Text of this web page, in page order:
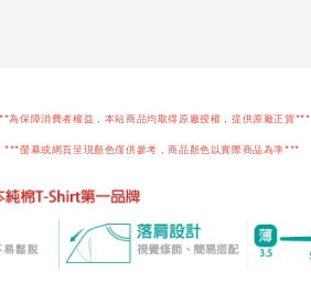
為保障消費者權益，本站商品均取得原廠授權，提供原廠正貨***
***螢幕或網頁呈現顏色僅供參考，商品顏色以實際商品為準***